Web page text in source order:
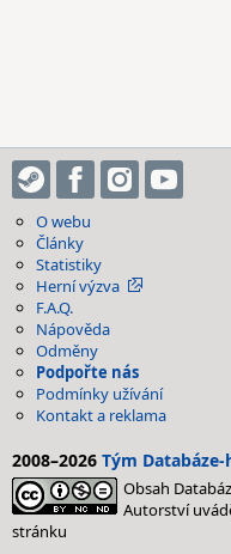
O webu
Články
Statistiky
Herní výzva
F.A.Q.
Nápověda
Odměny
Podpořte nás
Podmínky užívání
Kontakt a reklama
2008–2026 Tým Databáze-
Obsah
Autorství
stránku